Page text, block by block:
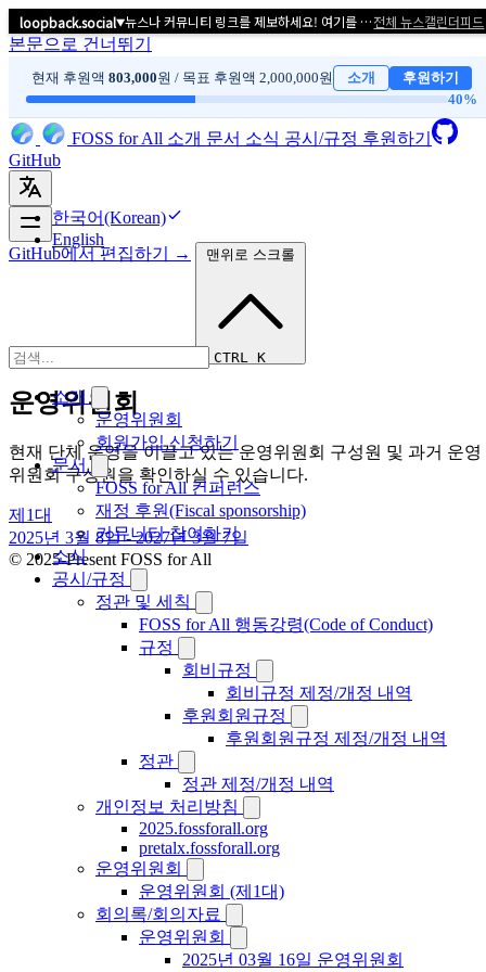
loopback.social▼ 뉴스나 커뮤니티 링크를 제보하세요! 여기를 클릭해서 알려주세요.전체 뉴스캘린더피드
본문으로 건너뛰기
현재 후원액 803,000원 / 목표 후원액 2,000,000원 소개
후원하기
40%
FOSS for All 소개 문서 소식 공시/규정 후원하기
GitHub
한국어(Korean)
English
CTRL K
소개
운영위원회
회원가입 신청하기
문서
FOSS for All 컨퍼런스
재정 후원(Fiscal sponsorship)
커뮤니티 참여하기
소식
공시/규정
정관 및 세칙
FOSS for All 행동강령(Code of Conduct)
규정
회비규정
회비규정 제정/개정 내역
후원회원규정
후원회원규정 제정/개정 내역
정관
정관 제정/개정 내역
개인정보 처리방침
2025.fossforall.org
pretalx.fossforall.org
운영위원회
운영위원회 (제1대)
회의록/회의자료
운영위원회
2025년 03월 16일 운영위원회
GitHub에서 편집하기 → 맨위로 스크롤
운영위원회
현재 단체 운영을 이끌고 있는 운영위원회 구성원 및 과거 운영
위원회 구성원을 확인하실 수 있습니다.
제1대
2025년 3월 8일 - 2027년 3월 7일
© 2025-Present FOSS for All